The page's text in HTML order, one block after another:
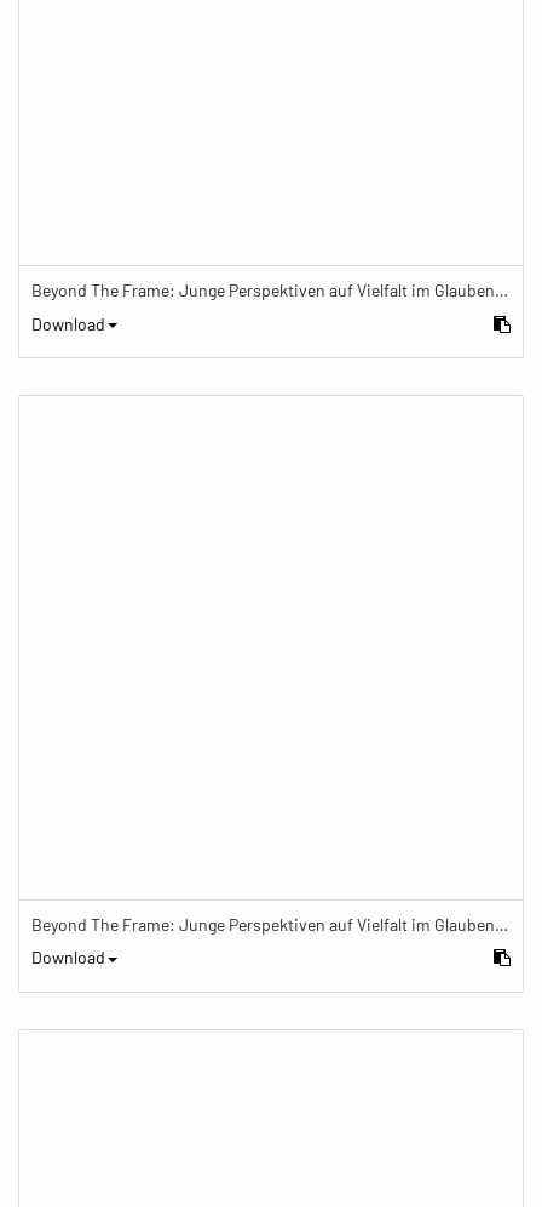
Beyond The Frame: Junge Perspektiven auf Vielfalt im Glauben - Khaliq bei einem der fünf täglichen Gebete im Islam in seiner Wohnung
Download
Beyond The Frame: Junge Perspektiven auf Vielfalt im Glauben - Katze vor Bildern mit islamischen Symbolen
Download